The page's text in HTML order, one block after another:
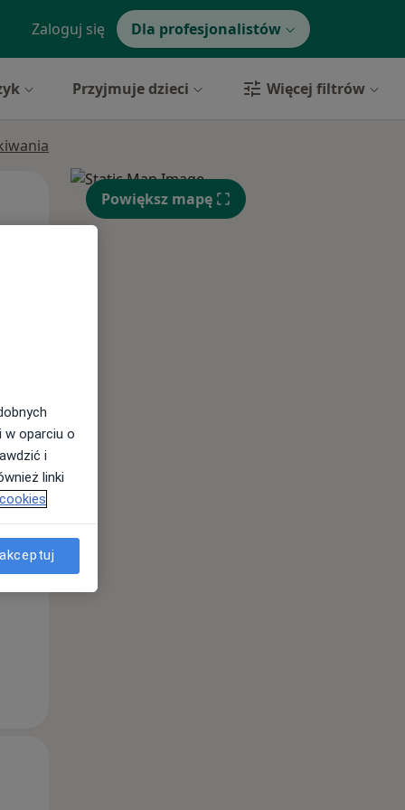
Zaloguj się Dla profesjonalistów
Przyjmuje dzieci Więcej filtrów
Czw, Pt,
Śr,
12 Sie
Powiększ mapę
w oparciu o
i
linki